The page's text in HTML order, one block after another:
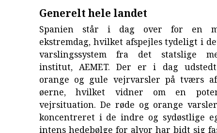
Generelt hele landet
Spanien står i dag over for en
ekstremdag, hvilket afspejles tydeligt i
varslingssystem fra det statslige
institut, AEMET. Der er i dag
orange og gule vejrvarsler på tværs
øerne, hvilket vidner om en
vejrsituation. De røde og orange
koncentreret i de indre og sydøstlige
intens hedebølge for alvor har bidt sig